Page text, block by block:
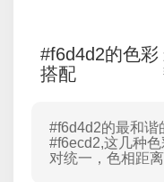
#f6d4d2的色彩
搭配
#f6d4d2的最和谐
#f6ecd2,这几种
对统一，色相距